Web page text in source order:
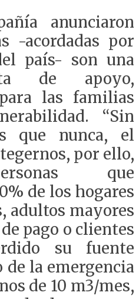
anunciaron
-acordadas por
país- son una
de apoyo,
las familias
“Sin
que nunca, el
por ello,
que
de los hogares
adultos mayores
pago o clientes
su fuente
la emergencia
de 10 m3/mes,